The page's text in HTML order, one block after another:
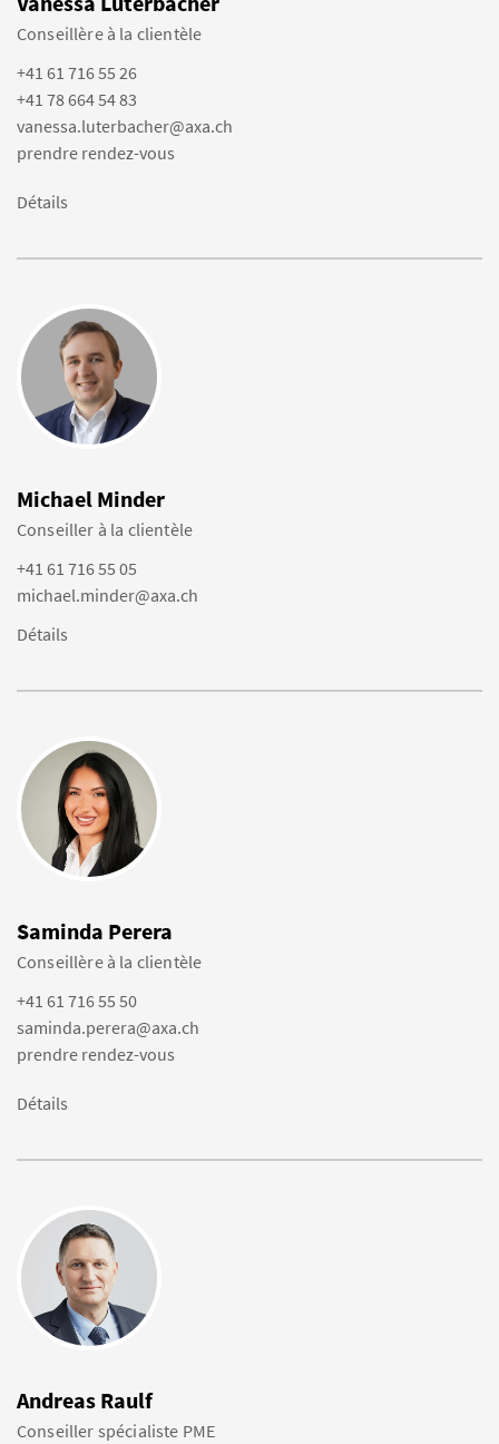
Conseillère à la clientèle
+41 61 716 55 26
+41 78 664 54 83
vanessa.luterbacher@axa.ch
prendre rendez-vous
Détails
Michael Minder
Conseiller à la clientèle
+41 61 716 55 05
michael.minder@axa.ch
Détails
Saminda Perera
Conseillère à la clientèle
+41 61 716 55 50
saminda.perera@axa.ch
prendre rendez-vous
Détails
Andreas Raulf
Conseiller spécialiste PME